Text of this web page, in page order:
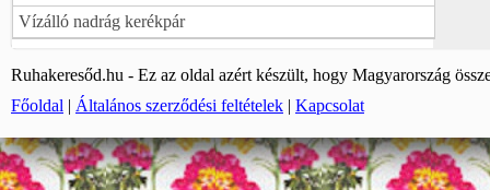
Vízálló nadrág kerékpár
Ruhakeresőd.hu - Ez az oldal azért készült, hogy Magyarország
Főoldal | Általános szerződési feltételek | Kapcsolat